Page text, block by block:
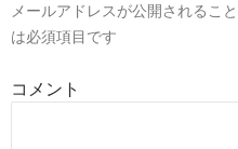
メールアドレスが公開されるこ
は必須項目です
コメント